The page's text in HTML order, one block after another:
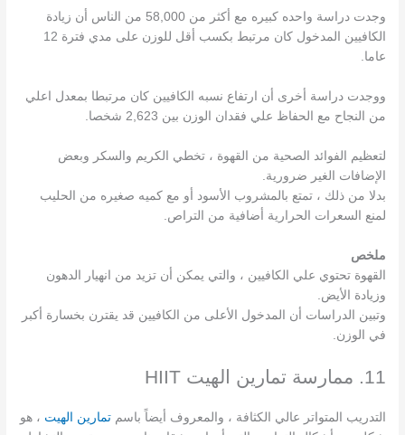
وجدت دراسة واحده كبيره مع أكثر من 58,000 من الناس أن زيادة
الكافيين المدخول كان مرتبط بكسب أقل للوزن على مدي فترة 12
عاما.
ووجدت دراسة أخرى أن ارتفاع نسبه الكافيين كان مرتبطا بمعدل اعلي
من النجاح مع الحفاظ علي فقدان الوزن بين 2,623 شخصا.
لتعظيم الفوائد الصحية من القهوة ، تخطي الكريم والسكر وبعض
الإضافات الغير ضرورية.
بدلا من ذلك ، تمتع بالمشروب الأسود أو مع كميه صغيره من الحليب
لمنع السعرات الحرارية أضافية من التراص.
ملخص
القهوة تحتوي علي الكافيين ، والتي يمكن أن تزيد من انهيار الدهون
وزيادة الأيض.
وتبين الدراسات أن المدخول الأعلى من الكافيين قد يقترن بخسارة أكبر
في الوزن.
11. ممارسة تمارين الهيت HIIT
التدريب المتواتر عالي الكثافة ، والمعروف أيضاً باسمتمارين الهيت ، هو